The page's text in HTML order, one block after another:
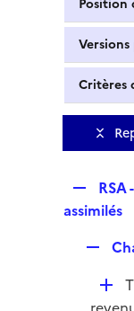
Position
Critères
e
l
RSA
assimilés
p D
é